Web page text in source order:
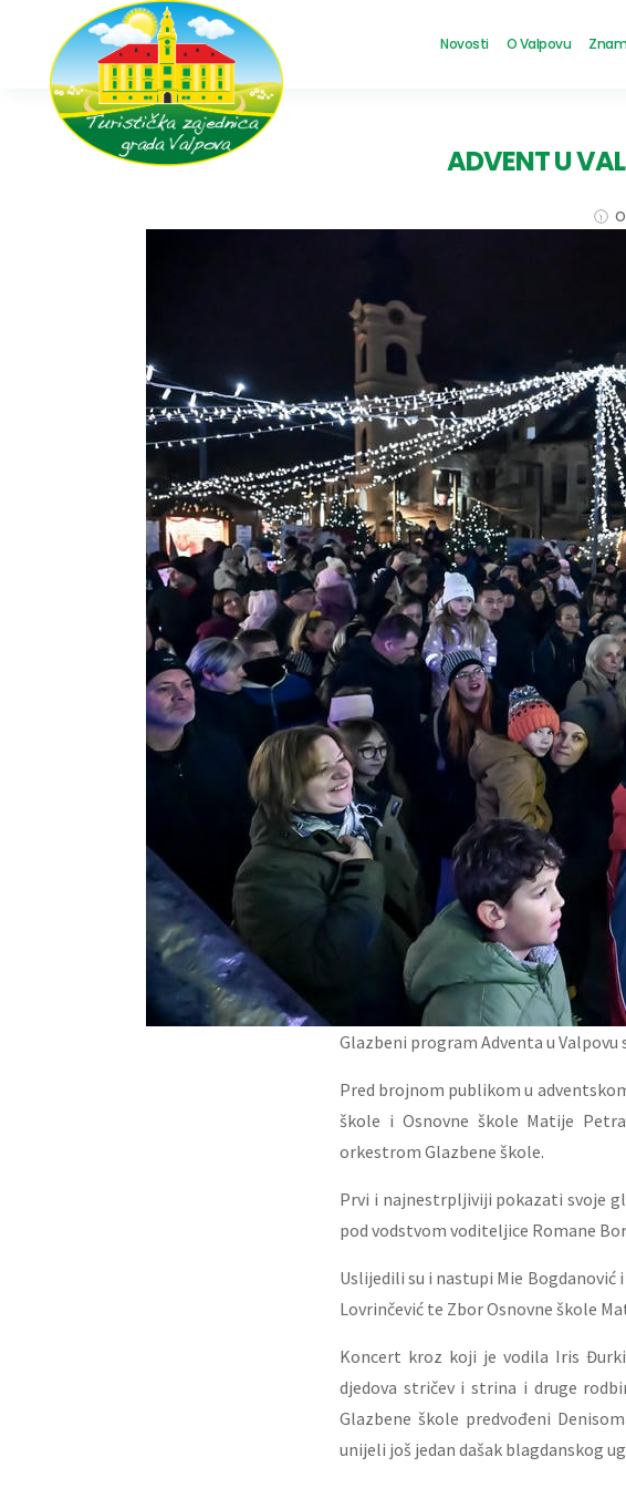
Novosti O Valpovu
ADVENT U
Glazbeni program Adventa u
Pred brojnom publikom u
škole i Osnovne škole Matije
orkestrom Glazbene škole.
Prvi i najnestrpljiviji pokazati svoje
pod vodstvom voditeljice Romane
Uslijedili su i nastupi Mie Bogdanović
Lovrinčević te Zbor Osnovne škole
Koncert kroz koji je vodila Iris
djedova stričev i strina i druge
Glazbene škole predvođeni
unijeli još jedan dašak blagdanskog